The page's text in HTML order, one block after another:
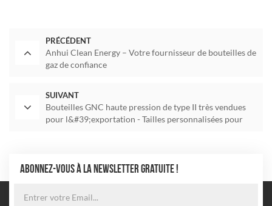
PRÉCÉDENT
Anhui Clean Energy – Votre fournisseur de bouteilles de
gaz de confiance
SUIVANT
Bouteilles GNC haute pression de type II très vendues
pour l&#39;exportation - Tailles personnalisées pour
ABONNEZ-VOUS À LA NEWSLETTER GRATUITE !